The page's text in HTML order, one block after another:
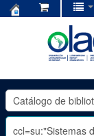
OLADE
-